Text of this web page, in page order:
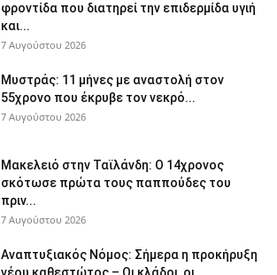
φροντίδα που διατηρεί την επιδερμίδα υγιή
και...
7 Αυγούστου 2026
Μυστράς: 11 μήνες με αναστολή στον
55χρονο που έκρυβε τον νεκρό...
7 Αυγούστου 2026
Μακελειό στην Ταϊλάνδη: Ο 14χρονος
σκότωσε πρώτα τους παππούδες του
πριν...
7 Αυγούστου 2026
Αναπτυξιακός Νόμος: Σήμερα η προκήρυξη